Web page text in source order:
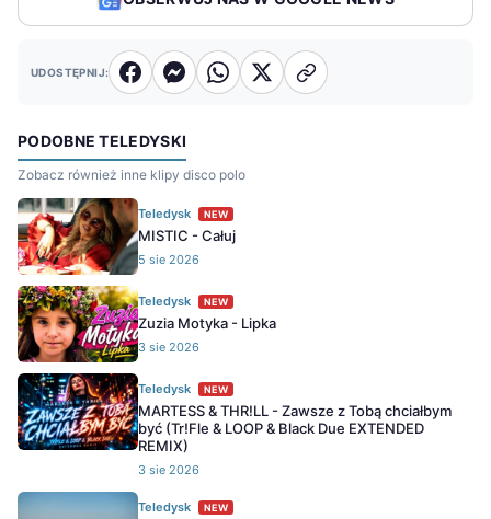
UDOSTĘPNIJ:
PODOBNE TELEDYSKI
Zobacz również inne klipy disco polo
Teledysk NEW
MISTIC - Całuj
5 sie 2026
Teledysk NEW
Zuzia Motyka - Lipka
3 sie 2026
Teledysk NEW
MARTESS & THR!LL - Zawsze z Tobą chciałbym
być (Tr!Fle & LOOP & Black Due EXTENDED
REMIX)
3 sie 2026
Teledysk NEW